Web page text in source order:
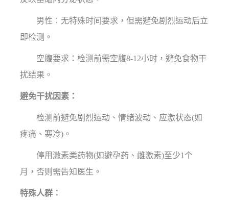
男性：无特殊时间要求，但需避免剧烈运动后立
即检测。
空腹要求：检测前需空腹8-12小时，避免食物干
扰结果。
避免干扰因素：
检测前避免剧烈运动、情绪波动、应激状态(如
疼痛、寒冷)。
停用激素类药物(如避孕药、雌激素)至少1个
月，否则需告知医生。
特殊人群：